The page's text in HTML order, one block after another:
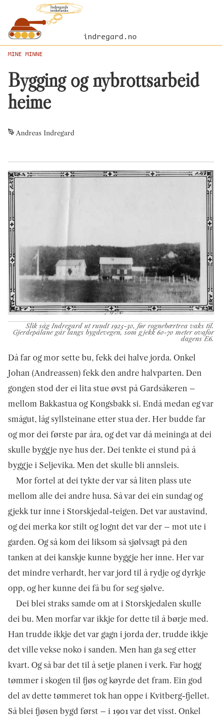
indregard.no
MINE MINNE
Bygging og nybrottsarbeid
heime
Andreas Indregard
Slik såg Indregard ut rundt 1925-30, før rognebærtrea vaks til.
Gjerdepålane går langs bygdevegen, som gjekk 60-70 meter ovafor
dagens E6.
Då far og mor sette bu, fekk dei halve jorda. Onkel
Johan (Andreassen) fekk den andre halvparten. Den
gongen stod der ei lita stue øvst på Gardsåke­ren –
mellom Bakkastua og Kongsbakk si. Endå medan eg var
smågut, låg syllsteinane etter stua der. Her budde far
og mor dei første par åra, og det var då meininga at dei
skulle byggje nye hus der. Dei tenkte ei stund på å
byggje i Seljevika. Men det skulle bli annsleis.
Mor fortel at dei tykte der var så liten plass ute
mellom alle dei andre husa. Så var dei ein sundag og
gjekk tur inne i Storskjedal-teig­en. Det var austavind,
og dei merka kor stilt og lognt det var der – mot ute i
garden. Og så kom dei liksom så sjølvsagt på den
tanken at dei kanskje kunne byggje her inne. Her var
det mindre verhardt, her var jord til å rydje og dyrkje
opp, og her kunne dei få bu for seg sjølve.
Dei blei straks samde om at i Storskjedalen skulle
dei bu. Men morfar var ikkje for dette til å børje med.
Han trudde ikkje det var gagn i jorda der, trudde ikkje
det ville vekse noko i sanden. Men han ga seg etter
kvart. Og så bar det til å setje planen i verk. Far hogg
tømmer i skogen til fjøs og køyrde det fram. Ein god
del av dette tømmeret tok han oppe i Kvitberg-fjellet.
Så blei fjøsen bygd først – i 1901 var det visst. Onkel